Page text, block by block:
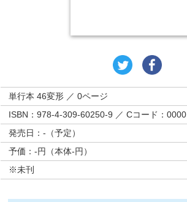
単行本 46変形 ／ 0ページ
ISBN：978-4-309-60250-9 ／ Cコード：0000
発売日：-（予定）
予価：-円（本体-円）
※未刊